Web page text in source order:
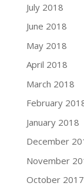
July 2018
June 2018
May 2018
April 2018
March 2018
February
January 2018
December
November
October 2017